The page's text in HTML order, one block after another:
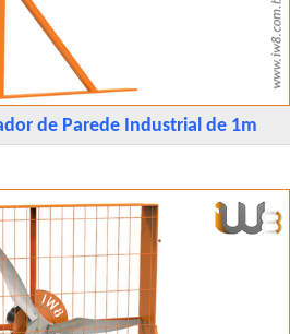
de Parede Industrial de 1m